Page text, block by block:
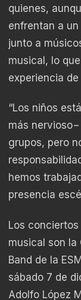
quienes,
enfrentan a
junto a
musical, lo
experiencia
“Los niños
más
grupos, pero
hemos
presencia
Los
musical son la
Band de la
sábado 7 de
Adolfo López